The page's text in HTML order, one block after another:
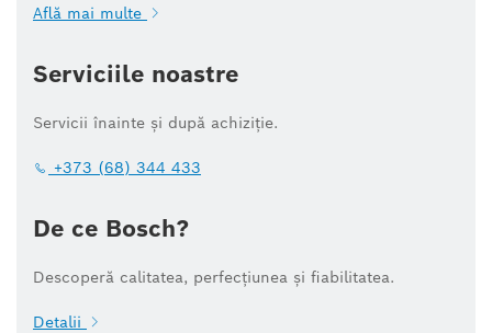
Află mai multe
Serviciile noastre
Servicii înainte și după achiziție.
+373 (68) 344 433
De ce Bosch?
Descoperă calitatea, perfecțiunea și fiabilitatea.
Detalii